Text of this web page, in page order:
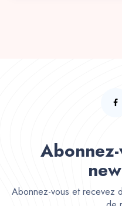
Abonnez-vous et recevez